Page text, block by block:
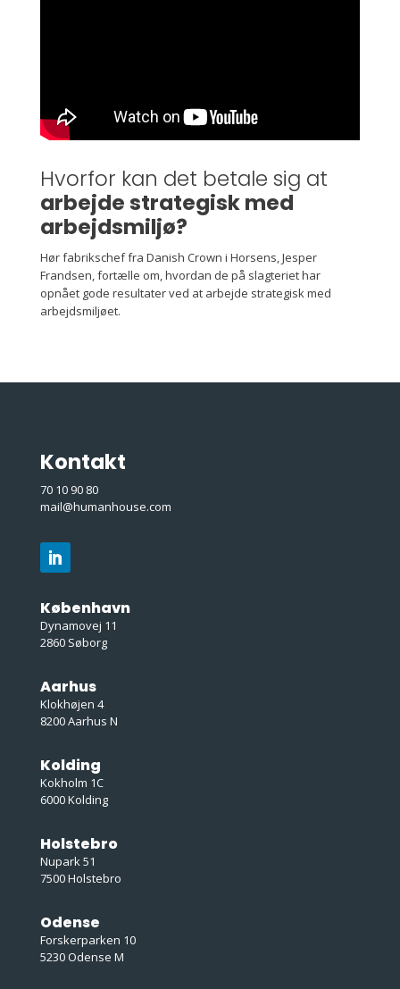
arbejde strategisk med
arbejdsmiljø?
Hør fabrikschef fra Danish Crown i Horsens, Jesper
Frandsen, fortælle om, hvordan de på slagteriet har
opnået gode resultater ved at arbejde strategisk med
arbejdsmiljøet.
Kontakt
70 10 90 80
mail@humanhouse.com
København
Dynamovej 11
2860 Søborg
Aarhus
Klokhøjen 4
8200 Aarhus N
Kolding
Kokholm 1C
6000 Kolding
Holstebro
Nupark 51
7500 Holstebro
Odense
Forskerparken 10
5230 Odense M